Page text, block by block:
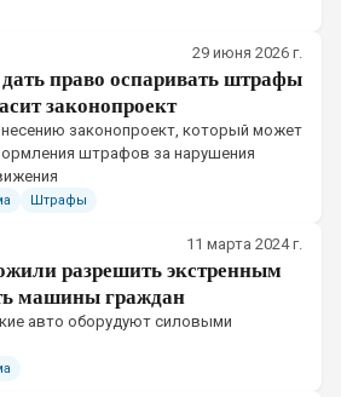
29 июня 2026 г.
право оспаривать штрафы
законопроект
законопроект, который может
штрафов за нарушения
Штрафы
11 марта 2024 г.
разрешить экстренным
машины граждан
авто оборудуют силовыми